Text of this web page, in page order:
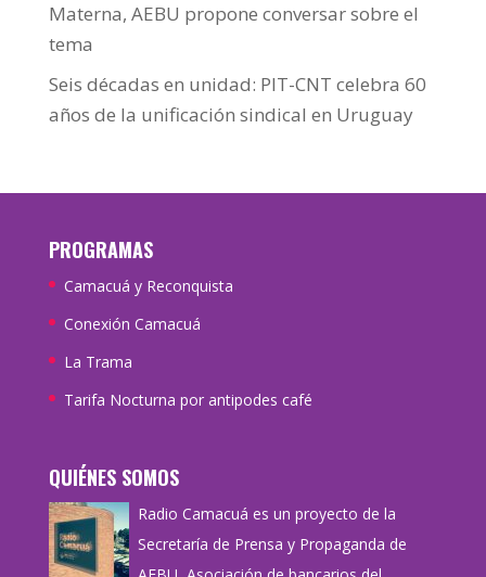
Materna, AEBU propone conversar sobre el
tema
Seis décadas en unidad: PIT-CNT celebra 60
años de la unificación sindical en Uruguay
PROGRAMAS
Camacuá y Reconquista
Conexión Camacuá
La Trama
Tarifa Nocturna por antipodes café
QUIÉNES SOMOS
Radio Camacuá es un proyecto de la
Secretaría de Prensa y Propaganda de